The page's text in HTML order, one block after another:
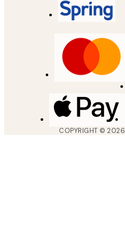
COPYRIGHT ©2026